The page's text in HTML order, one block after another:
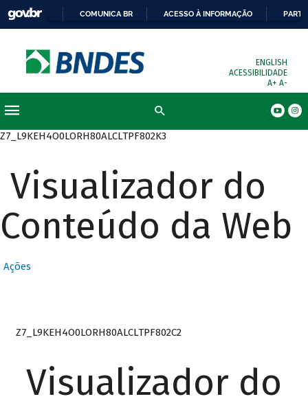
COMUNICA BR ACESSO À INFORMAÇÃO
ENGLISH
ACESSIBILIDADE
A+ A-
Z7_L9KEH4O0LORH80ALCLTPF802K3
Visualizador do
Conteúdo da Web
Ações
Z7_L9KEH4O0LORH80ALCLTPF802C2
Visualizador do